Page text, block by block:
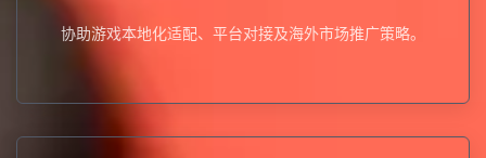
协助游戏本地化适配、平台对接及海外市场推广策略。